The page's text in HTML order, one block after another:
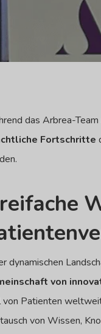
das Arbrea-
Fortschritte
dynamischen
von
von Patienten
von Wissen,